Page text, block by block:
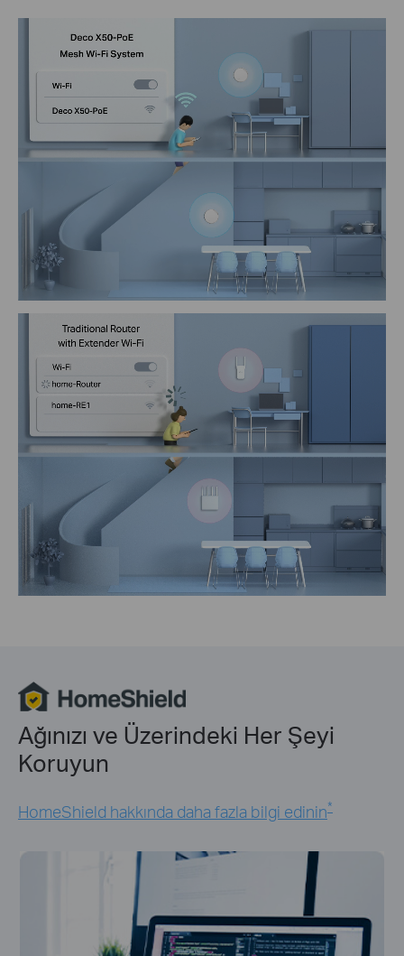
Ağınızı ve Üzerindeki Her Şeyi
Koruyun
HomeShield hakkında daha fazla bilgi edinin*